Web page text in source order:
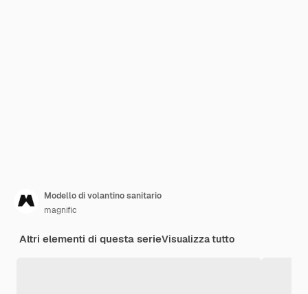
Modello di volantino sanitario
magnific
Altri elementi di questa serieVisualizza tutto